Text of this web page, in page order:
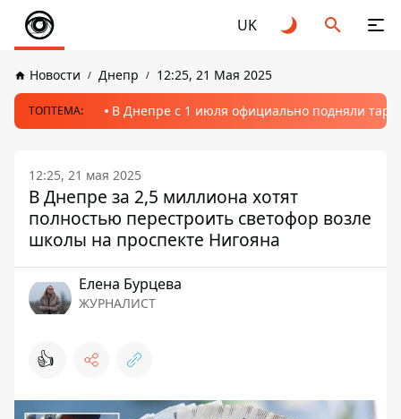
UK
Новости Днепр 12:25, 21 Мая 2025
ТОПТЕМА: В Днепре с 1 июля официально подняли
12:25, 21 мая 2025
В Днепре за 2,5 миллиона хотят
полностью перестроить светофор возле
школы на проспекте Нигояна
Елена Бурцева
ЖУРНАЛИСТ
👍